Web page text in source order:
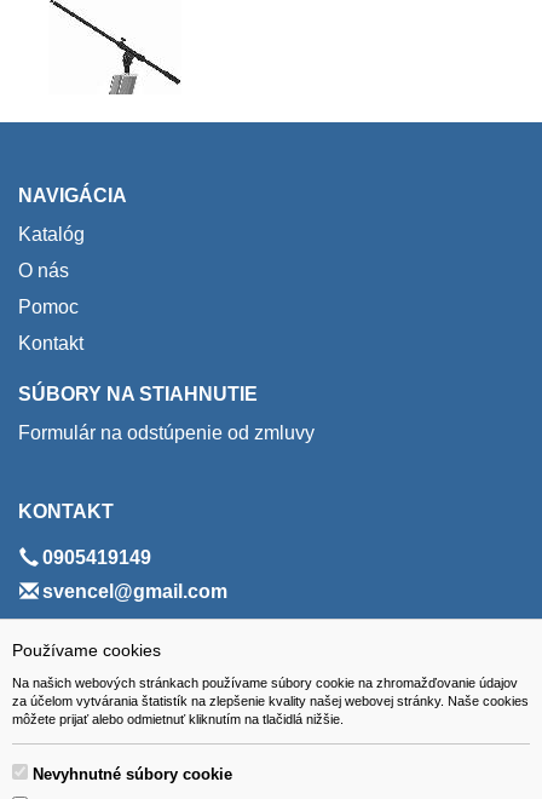
Používame cookies
Na našich webových stránkach používame súbory cookie na zhromažďovanie údajov
za účelom vytvárania štatistík na zlepšenie kvality našej webovej stránky. Naše cookies
môžete prijať alebo odmietnuť kliknutím na tlačidlá nižšie.
Nevyhnutné súbory cookie
NAVIGÁCIA
Katalóg
O nás
Pomoc
Kontakt
SÚBORY NA STIAHNUTIE
Formulár na odstúpenie od zmluvy
KONTAKT
0905419149
svencel@gmail.com
ADRESA
VEST - tech s.r.o.
Hviezdoslavova 280/6, 965 01 Žiar nad Hronom
Slovakia (Slovak Republic)